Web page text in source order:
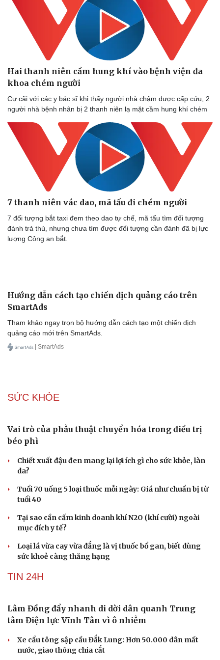
Văn hóa
Sân khấu - Điện ảnh
Văn học
Âm nhạc
Di sản
Giải trí
Thời trang
Hai thanh niên cầm hung khí vào bệnh viện đa
khoa chém người
Cự cãi với các y bác sĩ khi thấy người nhà chậm được cấp cứu, 2
người nhà bệnh nhân bị 2 thanh niên lạ mặt cầm hung khí chém
7 thanh niên vác dao, mã tấu đi chém người
7 đối tượng bắt taxi đem theo dao tự chế, mã tấu tìm đối tượng
đánh trả thù, nhưng chưa tìm được đối tượng cần đánh đã bị lực
lượng Công an bắt.
Tham khảo ngay trọn bộ hướng dẫn cách tạo một chiến dịch
quảng cáo mới trên SmartAds.
| SmartAds
Vai trò của phẫu thuật chuyển hóa trong điều trị
béo phì